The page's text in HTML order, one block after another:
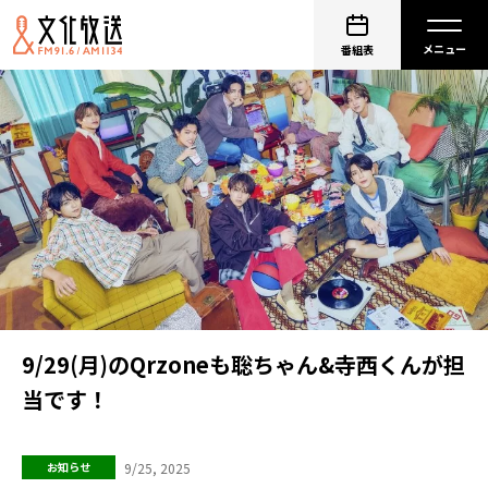
番組表
9/29(月)のQrzoneも聡ちゃん&寺西くんが担
当です！
お知らせ 9/25, 2025